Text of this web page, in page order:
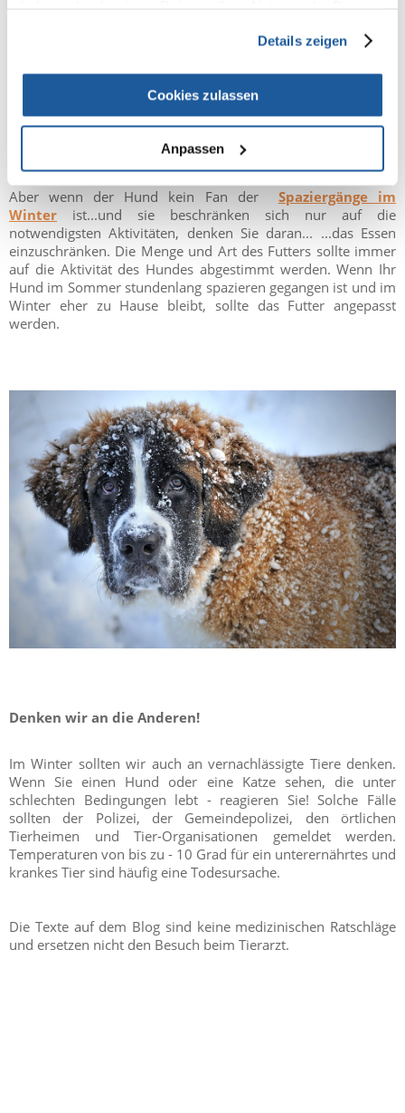
Details zeigen
Cookies zulassen
Anpassen
Substanz, die gegen das Einfrieren verwendet wird. Schon
eine kleine Menge kann zu schweren Nierenschäden führen.
Oft ist das erste Anzeichen einer Vergiftung, dass der Hund
betrunken zu sein scheint. Bei Verdacht auf eine
Glykolvergiftung sollte so schnell wie möglich ein Tierarzt
aufgesucht werden, da es sich um einen lebensbedrohlichen
Zustand handelt und die Wirksamkeit der Hilfe vom Zeitpunkt
der Einleitung der entsprechenden Behandlung abhängt.
Aber wenn der Hund kein Fan der Spaziergänge im
Winter ist...und sie beschränken sich nur auf die
notwendigsten Aktivitäten, denken Sie daran... ...das Essen
einzuschränken. Die Menge und Art des Futters sollte immer
auf die Aktivität des Hundes abgestimmt werden. Wenn Ihr
Hund im Sommer stundenlang spazieren gegangen ist und im
Winter eher zu Hause bleibt, sollte das Futter angepasst
werden.
Denken wir an die Anderen!
Im Winter sollten wir auch an vernachlässigte Tiere denken.
Wenn Sie einen Hund oder eine Katze sehen, die unter
schlechten Bedingungen lebt - reagieren Sie! Solche Fälle
sollten der Polizei, der Gemeindepolizei, den örtlichen
Tierheimen und Tier-Organisationen gemeldet werden.
Temperaturen von bis zu - 10 Grad für ein unterernährtes und
krankes Tier sind häufig eine Todesursache.
Die Texte auf dem Blog sind keine medizinischen Ratschläge
und ersetzen nicht den Besuch beim Tierarzt.